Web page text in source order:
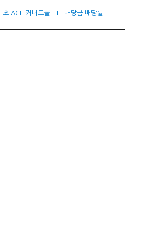
ACE 커버드콜 ETF 배당금 배당률